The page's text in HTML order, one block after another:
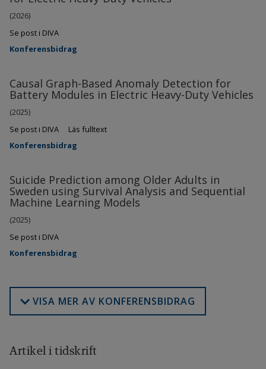
(2026)
Se post i DIVA
Konferensbidrag
Causal Graph-Based Anomaly Detection for
Battery Modules in Electric Heavy-Duty Vehicles
(2025)
Se post i DIVA
Läs fulltext
Konferensbidrag
Suicide Prediction among Older Adults in
Sweden using Survival Analysis and Sequential
Machine Learning Models
(2025)
Se post i DIVA
Konferensbidrag
VISA MER AV KONFERENSBIDRAG
Artikel i tidskrift